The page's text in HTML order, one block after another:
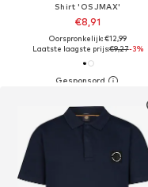
Shirt 'OSJMAX'
€8,91
Oorspronkelijk: €12,99
Laatste laagste prijs:€9,27-3%